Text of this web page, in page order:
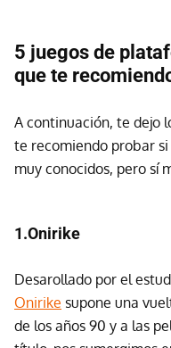
5 juegos de
que te
A continuación, te dejo
te recomiendo probar
muy conocidos, pero sí
1.Onirike
Desarollado por el
Onirike supone una
de los años 90 y a las